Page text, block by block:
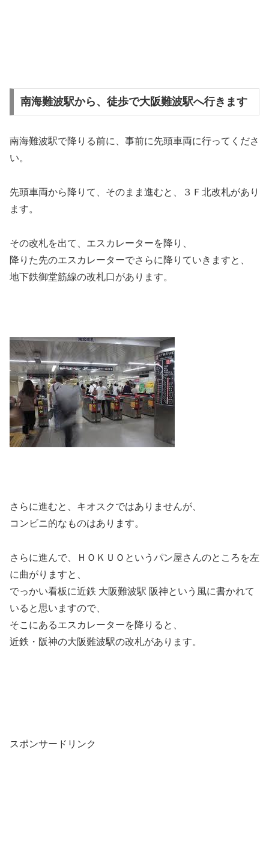
南海難波駅から、徒歩で大阪難波駅へ行きます
南海難波駅で降りる前に、事前に先頭車両に行ってくださ
い。
先頭車両から降りて、そのまま進むと、３Ｆ北改札があり
ます。
その改札を出て、エスカレーターを降り、
降りた先のエスカレーターでさらに降りていきますと、
地下鉄御堂筋線の改札口があります。
さらに進むと、キオスクではありませんが、
コンビニ的なものはあります。
さらに進んで、ＨＯＫＵＯというパン屋さんのところを左
に曲がりますと、
でっかい看板に近鉄 大阪難波駅 阪神という風に書かれて
いると思いますので、
そこにあるエスカレーターを降りると、
近鉄・阪神の大阪難波駅の改札があります。
スポンサードリンク